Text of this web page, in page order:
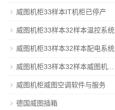
威图机柜33样本IT机柜已停产
威图机柜33样本32样本温控系统
威图机柜33样本32样本配电系统
威图机柜33样本32样本威图机...
威图机柜威图空调软件与服务
德国威图插箱